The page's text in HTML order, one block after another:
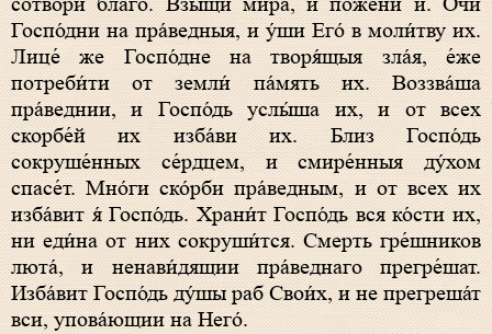
Госпо́дни на пра́ведныя, и у́ши Его́ в моли́тву их.
Лице́ же Госпо́дне на творя́щыя зла́я, е́же
потреби́ти от земли́ па́мять их. Воззва́ша
пра́веднии, и Госпо́дь услы́ша их, и от всех
скорбе́й их изба́ви их. Близ Госпо́дь
сокруше́нных се́рдцем, и смире́нныя ду́хом
спасе́т. Мно́ги ско́рби пра́ведным, и от всех их
изба́вит я́ Госпо́дь. Храни́т Госпо́дь вся ко́сти их,
ни еди́на от них сокруши́тся. Смерть гре́шников
люта́, и ненави́дящии пра́веднаго прегре́шат.
Изба́вит Госпо́дь ду́шы раб Свои́х, и не прегреша́т
вси, упова́ющии на Него́.